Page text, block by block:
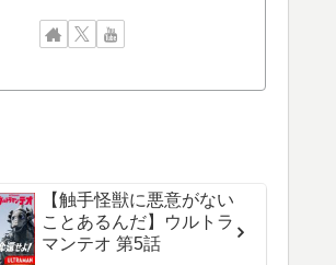
【触手怪獣に悪意がない
ことあるんだ】ウルトラ
マンテオ 第5話